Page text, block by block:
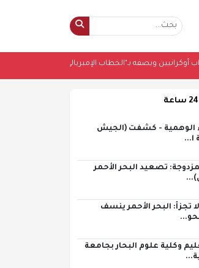
لنواب أوكرانيين ويصفه بـ"الخطاب الإمبريالي"
الوهمية - كشفت (الجيش
ا...
تصعيد البحر الأحمر
تجزأ: البحر الأحمر ينسف
وكلية علوم البحار بجامعة